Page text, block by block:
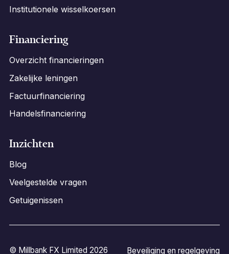
Institutionele wisselkoersen
Financiering
Overzicht financieringen
Zakelijke leningen
Factuurfinanciering
Handelsfinanciering
Inzichten
Blog
Veelgestelde vragen
Getuigenissen
© Millbank FX Limited 2026 Beveiliging en regelgeving